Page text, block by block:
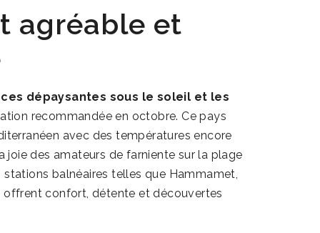
agréable et
dépaysantes sous le soleil et les
recommandée en octobre. Ce pays
avec des températures encore
des amateurs de farniente sur la plage
balnéaires telles que Hammamet,
offrent confort, détente et découvertes